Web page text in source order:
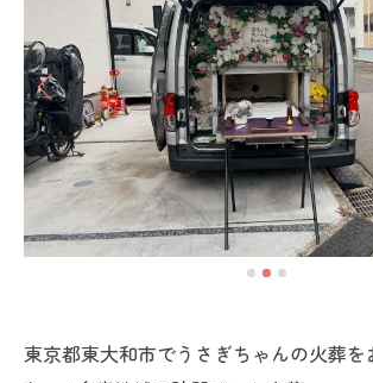
東京都東大和市でうさぎちゃんの火葬を